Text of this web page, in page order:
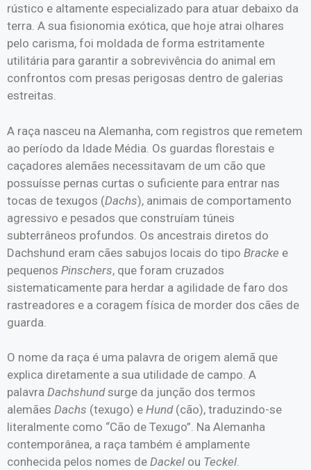
rústico e altamente especializado para atuar debaixo da
terra. A sua fisionomia exótica, que hoje atrai olhares
pelo carisma, foi moldada de forma estritamente
utilitária para garantir a sobrevivência do animal em
confrontos com presas perigosas dentro de galerias
estreitas.
A raça nasceu na Alemanha, com registros que remetem
ao período da Idade Média. Os guardas florestais e
caçadores alemães necessitavam de um cão que
possuísse pernas curtas o suficiente para entrar nas
tocas de texugos (Dachs), animais de comportamento
agressivo e pesados que construíam túneis
subterrâneos profundos. Os ancestrais diretos do
Dachshund eram cães sabujos locais do tipo Bracke e
pequenos Pinschers, que foram cruzados
sistematicamente para herdar a agilidade de faro dos
rastreadores e a coragem física de morder dos cães de
guarda.
O nome da raça é uma palavra de origem alemã que
explica diretamente a sua utilidade de campo. A
palavra Dachshundsurge da junção dos termos
alemães Dachs (texugo) e Hund(cão), traduzindo-se
literalmente como “Cão de Texugo”. Na Alemanha
contemporânea, a raça também é amplamente
conhecida pelos nomes de Dackel ou Teckel.